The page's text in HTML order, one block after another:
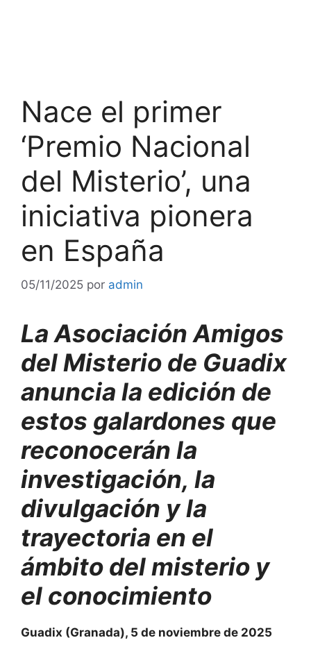
Nace el primer
‘Premio Nacional
del Misterio’, una
iniciativa pionera
en España
05/11/2025 por admin
La Asociación Amigos
del Misterio de Guadix
anuncia la edición de
estos galardones que
reconocerán la
investigación, la
divulgación y la
trayectoria en el
ámbito del misterio y
el conocimiento
Guadix (Granada), 5 de noviembre de 2025